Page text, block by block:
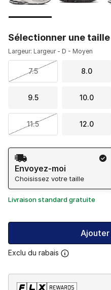
Sélectionner une taille
Largeur: Largeur - D - Moyen
7.5 8.0
9.5 10.0
11.5 12.0
Méthode d’expédition
Envoyez-moi
Choisissez votre taille
Livraison standard gratuite
Ajouter
Exclu du rabais